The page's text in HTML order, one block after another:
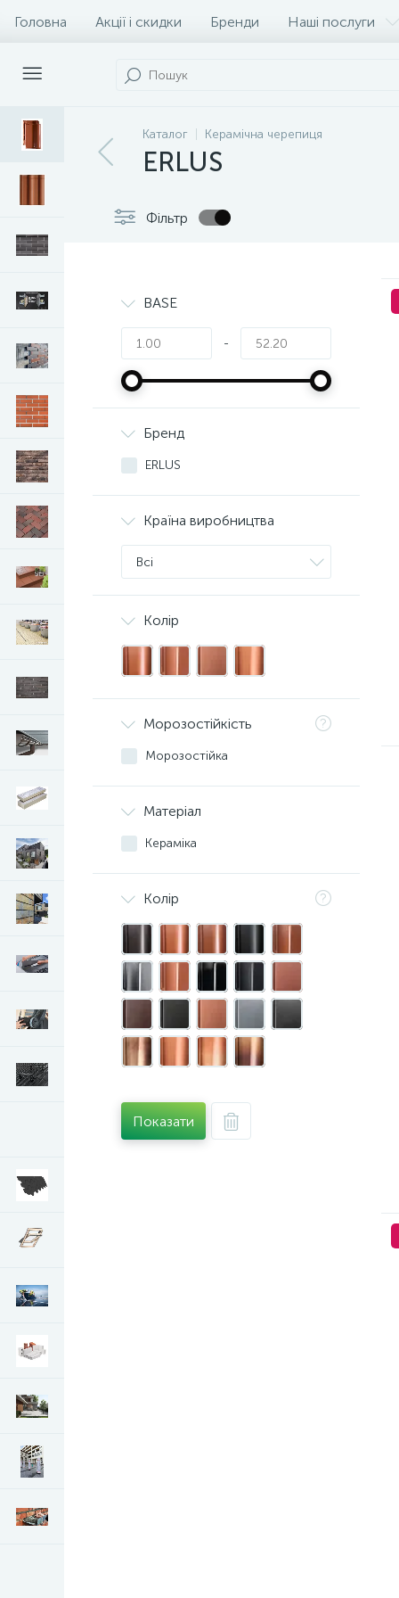
Головна Акції і скидки Бренди Наші послуги
Каталог Керамічна черепиця
ERLUS
Фільтр
BASE
-
Бренд
ERLUS
Країна виробництва
Всі
Колір
Морозостійкість
Морозостійка
Матеріал
Кераміка
Колір
Показати